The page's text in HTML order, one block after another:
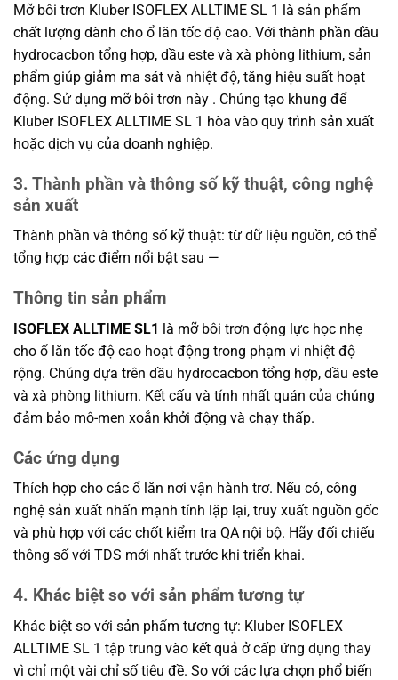
Mỡ bôi trơn Kluber ISOFLEX ALLTIME SL 1 là sản phẩm
chất lượng dành cho ổ lăn tốc độ cao. Với thành phần dầu
hydrocacbon tổng hợp, dầu este và xà phòng lithium, sản
phẩm giúp giảm ma sát và nhiệt độ, tăng hiệu suất hoạt
động. Sử dụng mỡ bôi trơn này . Chúng tạo khung để
Kluber ISOFLEX ALLTIME SL 1 hòa vào quy trình sản xuất
hoặc dịch vụ của doanh nghiệp.
3. Thành phần và thông số kỹ thuật, công nghệ
sản xuất
Thành phần và thông số kỹ thuật: từ dữ liệu nguồn, có thể
tổng hợp các điểm nổi bật sau —
Thông tin sản phẩm
ISOFLEX ALLTIME SL1 là mỡ bôi trơn động lực học nhẹ
cho ổ lăn tốc độ cao hoạt động trong phạm vi nhiệt độ
rộng. Chúng dựa trên dầu hydrocacbon tổng hợp, dầu este
và xà phòng lithium. Kết cấu và tính nhất quán của chúng
đảm bảo mô-men xoắn khởi động và chạy thấp.
Các ứng dụng
Thích hợp cho các ổ lăn nơi vận hành trơ. Nếu có, công
nghệ sản xuất nhấn mạnh tính lặp lại, truy xuất nguồn gốc
và phù hợp với các chốt kiểm tra QA nội bộ. Hãy đối chiếu
thông số với TDS mới nhất trước khi triển khai.
4. Khác biệt so với sản phẩm tương tự
Khác biệt so với sản phẩm tương tự: Kluber ISOFLEX
ALLTIME SL 1 tập trung vào kết quả ở cấp ứng dụng thay
vì chỉ một vài chỉ số tiêu đề. So với các lựa chọn phổ biến